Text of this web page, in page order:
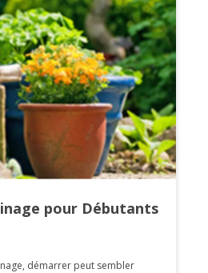
pour Débutants
démarrer peut sembler